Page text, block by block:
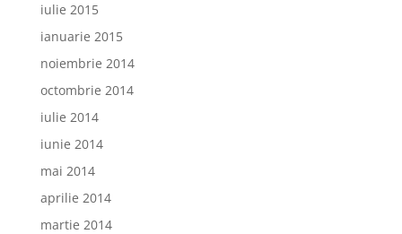
iulie 2015
ianuarie 2015
noiembrie 2014
octombrie 2014
iulie 2014
iunie 2014
mai 2014
aprilie 2014
martie 2014